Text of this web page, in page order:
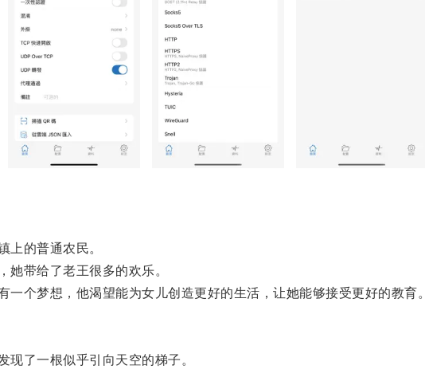
的普通农民。
带给了老王很多的欢乐。
个梦想，他渴望能为女儿创造更好的生活，让她能够接受更好的教育。
了一根似乎引向天空的梯子。